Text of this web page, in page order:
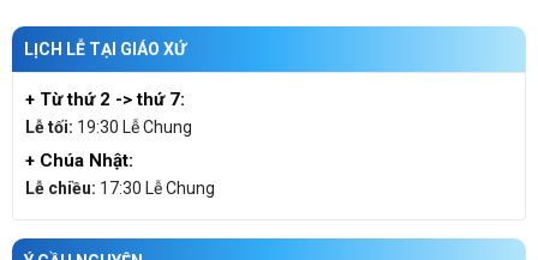
LỊCH LỄ TẠI GIÁO XỨ
+ Từ thứ 2 -> thứ 7:
Lễ tối: 19:30 Lễ Chung
+ Chúa Nhật:
Lễ chiều: 17:30 Lễ Chung